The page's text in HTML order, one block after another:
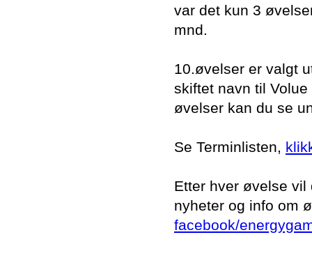
var det kun 3
mnd.
10.øvelser er valgt
skiftet navn til
øvelser kan du se
Se Terminlisten,
Etter hver øvelse
nyheter og info om
facebook/